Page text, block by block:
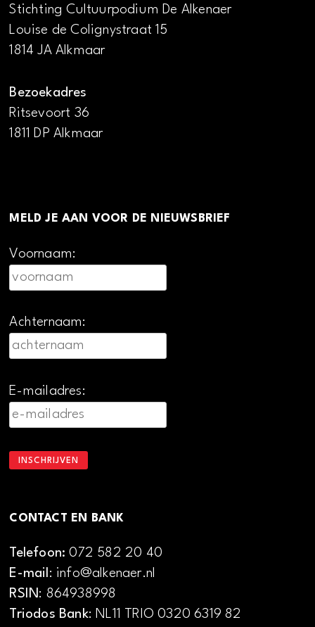
Stichting Cultuurpodium De Alkenaer
Louise de Colignystraat 15
1814 JA Alkmaar
Bezoekadres
Ritsevoort 36
1811 DP Alkmaar
MELD JE AAN VOOR DE NIEUWSBRIEF
Voornaam:
Achternaam:
E-mailadres:
CONTACT EN BANK
Telefoon:072 582 20 40
E-mail: info@alkenaer.nl
RSIN: 864938998
Triodos Bank: NL11 TRIO 0320 6319 82